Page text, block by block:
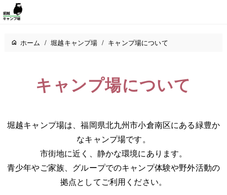
ホーム /堀越キャンプ場 / キャンプ場について
キャンプ場について
堀越キャンプ場は、福岡県北九州市小倉南区にある緑豊か
なキャンプ場です。
市街地に近く、静かな環境にあります。
青少年やご家族、グループでのキャンプ体験や野外活動の
拠点としてご利用ください。